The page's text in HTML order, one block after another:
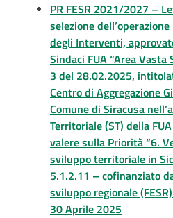
PR FESR 2021/2027 –
selezione
degli Interventi,
Sindaci FUA “Area Vasta
3 del 28.02.2025,
Centro di Aggregazione
Comune di Siracusa
Territoriale (ST) della
valere sulla Priorità “6.
sviluppo territoriale in
5.1.2.11 – cofinanziato
sviluppo regionale
30 Aprile 2025